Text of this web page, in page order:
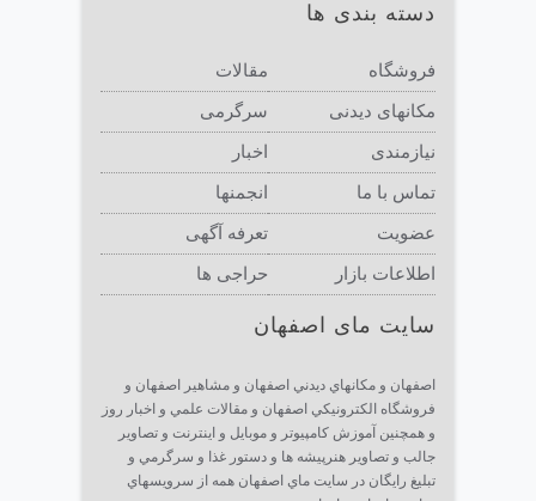
دسته بندی ها
مقالات فروشگاه
سرگرمی مکانهای دیدنی
اخبار نیازمندی
انجمنها تماس با ما
تعرفه آگهی عضویت
حراجی ها اطلاعات بازار
سایت مای اصفهان
اصفهان و مكانهاي ديدني اصفهان و مشاهير اصفهان و
فروشگاه الكترونيكي اصفهان و مقالات علمي و اخبار روز
و همچنين آموزش كامپيوتر و موبايل و اينترنت و تصاوير
جالب و تصاوير هنرپيشه ها و دستور غذا و سرگرمي و
تبليغ رايگان در سايت ماي اصفهان همه از سرويسهاي